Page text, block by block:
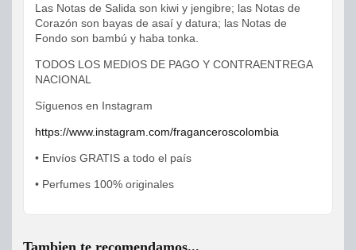
Las Notas de Salida son kiwi y jengibre; las Notas de
Corazón son bayas de asaí y datura; las Notas de
Fondo son bambú y haba tonka.
TODOS LOS MEDIOS DE PAGO Y CONTRAENTREGA
NACIONAL
Síguenos en Instagram
https://www.instagram.com/fraganceroscolombia
• Envíos GRATIS a todo el país
• Perfumes 100% originales
Tambien te recomendamos...